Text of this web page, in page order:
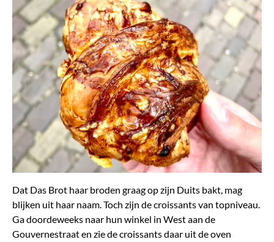
Dat Das Brot haar broden graag op zijn Duits bakt, mag
blijken uit haar naam. Toch zijn de croissants van topniveau.
Ga doordeweeks naar hun winkel in West aan de
Gouvernestraat en zie de croissants daar uit de oven